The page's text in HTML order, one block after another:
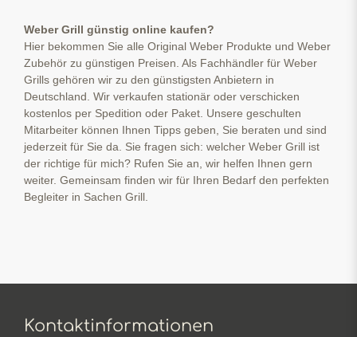
Weber Grill günstig online kaufen?
Hier bekommen Sie alle Original Weber Produkte und Weber
Zubehör zu günstigen Preisen. Als Fachhändler für Weber
Grills gehören wir zu den günstigsten Anbietern in
Deutschland. Wir verkaufen stationär oder verschicken
kostenlos per Spedition oder Paket. Unsere geschulten
Mitarbeiter können Ihnen Tipps geben, Sie beraten und sind
jederzeit für Sie da. Sie fragen sich: welcher Weber Grill ist
der richtige für mich? Rufen Sie an, wir helfen Ihnen gern
weiter. Gemeinsam finden wir für Ihren Bedarf den perfekten
Begleiter in Sachen Grill.
Kontaktinformationen